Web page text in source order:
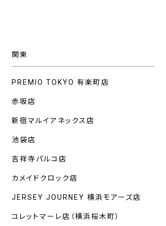
関東
PREMIO TOKYO 有楽町店
赤坂店
新宿マルイアネックス店
池袋店
吉祥寺パルコ店
カメイドクロック店
JERSEY JOURNEY 横浜モアーズ店
コレットマーレ店（横浜桜木町）